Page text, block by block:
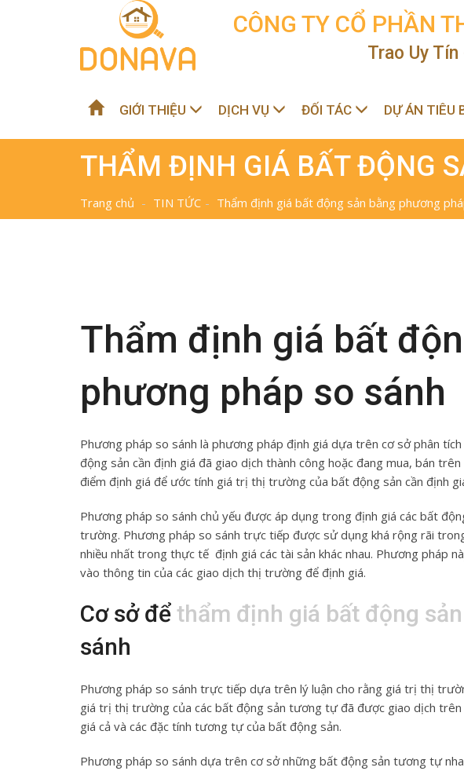
CÔNG TY CỔ PHẦN
Trao Uy
GIỚI THIỆU DỊCH VỤ ĐỐI TÁC DỰ ÁN TIÊU
THẨM ĐỊNH GIÁ BẤT ĐỘNG
Trang chủ TIN TỨC Thẩm định giá bất động sản bằng phương
Thẩm định giá bất
phương pháp so sánh
Phương pháp so sánh là phương pháp định giá dựa trên cơ sở phân
động sản cần định giá đã giao dịch thành công hoặc đang mua, bán
điểm định giá để ước tính giá trị thị trường của bất động sản cần định
Phương pháp so sánh chủ yếu được áp dụng trong định giá các bất
trường. Phương pháp so sánh trực tiếp được sử dụng khá rộng rãi
nhiều nhất trong thực tế định giá các tài sản khác nhau. Phương pháp
vào thông tin của các giao dịch thị trường để định giá.
Cơ sở để thẩm định giá bất động sản
sánh
Phương pháp so sánh trực tiếp dựa trên lý luận cho rằng giá trị thị
giá trị thị trường của các bất động sản tương tự đã được giao dịch
giá cả và các đặc tính tương tự của bất động sản.
Phương pháp so sánh dựa trên cơ sở những bất động sản tương tự